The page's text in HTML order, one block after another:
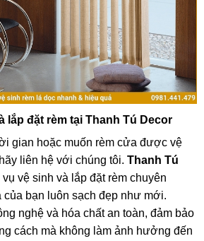
lắp đặt rèm tại Thanh Tú Decor
gian hoặc muốn rèm cửa được vệ
liên hệ với chúng tôi. Thanh Tú
vệ sinh và lắp đặt rèm chuyên
của bạn luôn sạch đẹp như mới.
nghệ và hóa chất an toàn, đảm bảo
cách mà không làm ảnh hưởng đến